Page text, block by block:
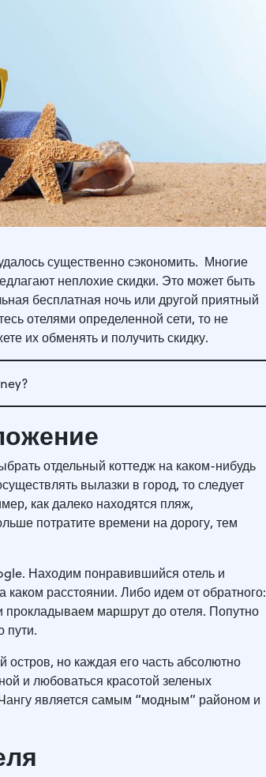
существенно сэкономить. Многие
неплохие скидки. Это может быть
бесплатная ночь или другой приятный
отелями определенной сети, то не
их обменять и получить скидку.
отдельный коттедж на каком-нибудь
вылазки в город, то следует
как далеко находятся пляж,
потратите времени на дорогу, тем
Находим понравившийся отель и
каком расстоянии. Либо идем от обратного:
прокладываем маршрут до отеля. Попутно
пути.
остров, но каждая его часть абсолютно
и любоваться красотой зеленых
является самым “модным” районом и